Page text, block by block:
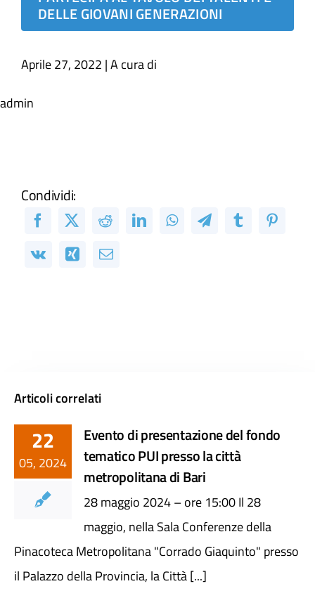
DELLE GIOVANI GENERAZIONI
Aprile 27, 2022 | A cura di
admin
Condividi:
Articoli correlati
22
05, 2024
Evento di presentazione del fondo
tematico PUI presso la città
metropolitana di Bari
28 maggio 2024 – ore 15:00 Il 28
maggio, nella Sala Conferenze della
Pinacoteca Metropolitana "Corrado Giaquinto" presso
il Palazzo della Provincia, la Città [...]